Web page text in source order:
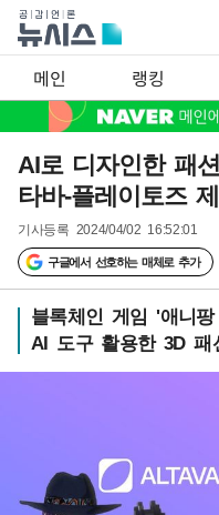
메인 랭킹
AI로 디자인한 패
타바-플레이토즈
기사등록 2024/04/02 16:52:01
구글에서 선호하는 매체로 추가
블록체인 게임 '애니
AI 도구 활용한 3D 패